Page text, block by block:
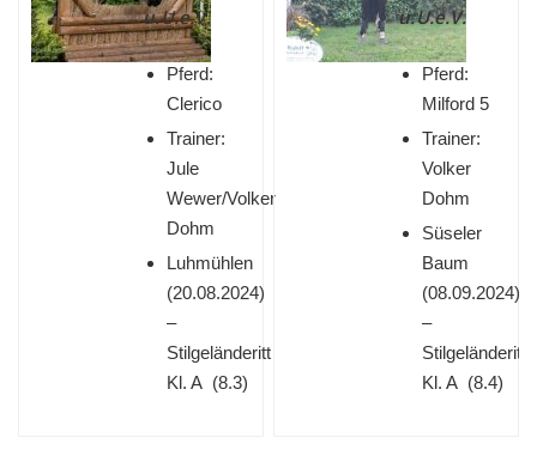
u.U.e.V.
Pferd:
Clerico
Trainer:
Jule
Wewer/Volker
Dohm
Luhmühlen
(20.08.2024)
–
Stilgeländeritt
Kl. A (8.3)
u.U.e.V.
Pferd:
Milford 5
Trainer:
Volker
Dohm
Süseler
Baum
(08.09.2024)
–
Stilgeländeritt
Kl. A (8.4)